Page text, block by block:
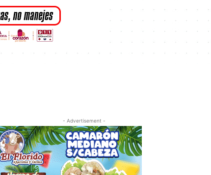
- Advertisement -